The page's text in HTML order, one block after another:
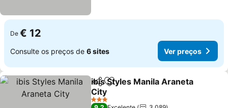
De € 12
Consulte os preços de 6 sites Ver preços
PartilharAdicionar aos favoritos
ibis Styles Manila Araneta
City
Ver preços
3 Estrelas